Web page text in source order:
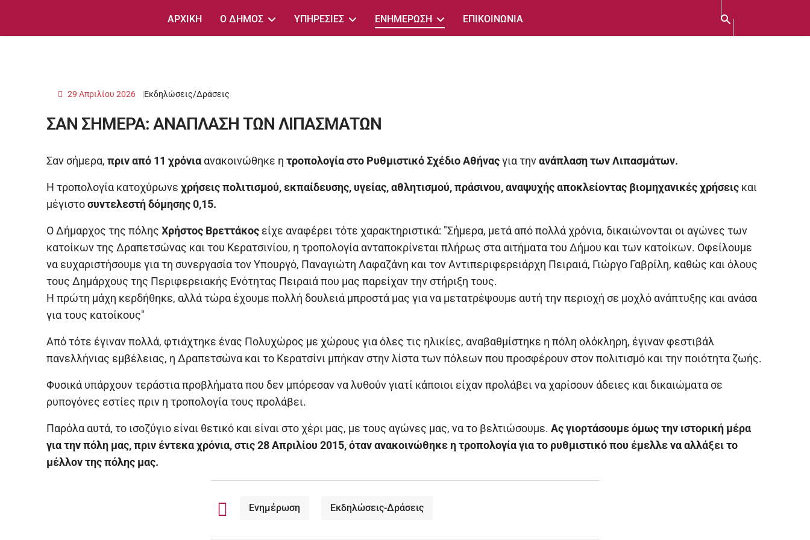
ΑΡΧΙΚΗ Ο ΔΗΜΟΣ ΥΠΗΡΕΣΙΕΣ ΕΝΗΜΕΡΩΣΗ ΕΠΙΚΟΙΝΩΝΙΑ
Εκδηλώσεις/Δράσεις
29 Απριλίου 2026
ΣΑΝ ΣΗΜΕΡΑ: ΑΝΑΠΛΑΣΗ ΤΩΝ ΛΙΠΑΣΜΑΤΩΝ
Σαν σήμερα, πριν από 11 χρόνια ανακοινώθηκε η τροπολογία στο Ρυθμιστικό Σχέδιο Αθήναςγια τηνανάπλαση των Λιπασμάτων.
Η τροπολογία κατοχύρωνε χρήσεις πολιτισμού, εκπαίδευσης, υγείας, αθλητισμού, πράσινου, αναψυχήςαποκλείοντας βιομηχανικές χρήσεις και
μέγιστοσυντελεστή δόμησης 0,15.
Ο Δήμαρχος της πόλης Χρήστος Βρεττάκος είχε αναφέρει τότε χαρακτηριστικά: "Σήμερα, μετά από πολλά χρόνια, δικαιώνονται οι αγώνες των
κατοίκων της Δραπετσώνας και του Κερατσινίου, η τροπολογία ανταποκρίνεται πλήρως στα αιτήματα του Δήμου και των κατοίκων. Οφείλουμε
να ευχαριστήσουμε για τη συνεργασία τον Υπουργό, Παναγιώτη Λαφαζάνη και τον Αντιπεριφερειάρχη Πειραιά, Γιώργο Γαβρίλη, καθώς και όλους
τους Δημάρχους της Περιφερειακής Ενότητας Πειραιά που μας παρείχαν την στήριξη τους.
Η πρώτη μάχη κερδήθηκε, αλλά τώρα έχουμε πολλή δουλειά μπροστά μας για να μετατρέψουμε αυτή την περιοχή σε μοχλό ανάπτυξης και ανάσα
για τους κατοίκους"
Από τότε έγιναν πολλά, φτιάχτηκε ένας Πολυχώρος με χώρους για όλες τις ηλικίες, αναβαθμίστηκε η πόλη ολόκληρη, έγιναν φεστιβάλ
πανελλήνιας εμβέλειας, η Δραπετσώνα και το Κερατσίνι μπήκαν στην λίστα των πόλεων που προσφέρουν στον πολιτισμό και την ποιότητα ζωής.
Φυσικά υπάρχουν τεράστια προβλήματα που δεν μπόρεσαν να λυθούν γιατί κάποιοι είχαν προλάβει να χαρίσουν άδειες και δικαιώματα σε
ρυπογόνες εστίες πριν η τροπολογία τους προλάβει.
Παρόλα αυτά, το ισοζύγιο είναι θετικό και είναι στο χέρι μας, με τους αγώνες μας, να το βελτιώσουμε. Ας γιορτάσουμε όμως την ιστορική μέρα
για την πόλη μας, πριν έντεκα χρόνια, στις 28 Απριλίου 2015, όταν ανακοινώθηκε η τροπολογία για το ρυθμιστικό που έμελλε να αλλάξει το
μέλλον της πόλης μας.
Ενημέρωση Εκδηλώσεις-Δράσεις